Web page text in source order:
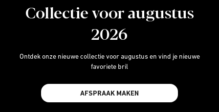
Collectie voor augustus
2026
Ontdek onze nieuwe collectie voor augustus en vind je nieuwe
favoriete bril
AFSPRAAK MAKEN